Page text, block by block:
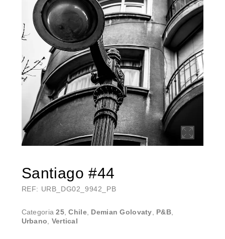
Santiago #44
REF: URB_DG02_9942_PB
Categoria25,Chile, Demian Golovaty, P&B,
Urbano, Vertical